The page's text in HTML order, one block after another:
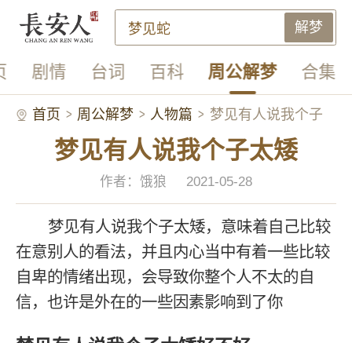
解梦
剧情 台词 百科 周公解梦 合集
首页 周公解梦 人物篇 梦见有人说我个子
太矮
梦见有人说我个子太矮
作者：饿狼 2021-05-28
梦见有人说我个子太矮，意味着自己比较
在意别人的看法，并且内心当中有着一些比较
自卑的情绪出现，会导致你整个人不太的自
信，也许是外在的一些因素影响到了你